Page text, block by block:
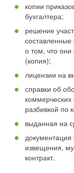
копии
бухгалтера;
решение
составленные
о том, что они
(копия);
лицензии на
справки об
разбивкой по
выданная на
документация
извещения,
контракт.